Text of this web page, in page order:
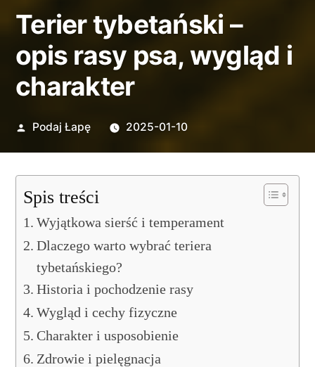
Terier tybetański –
opis rasy psa, wygląd i
charakter
Opublikowane
Podaj Łapę 2025-01-10
Spis treści
Wyjątkowa sierść i temperament
Dlaczego warto wybrać teriera
tybetańskiego?
Historia i pochodzenie rasy
Wygląd i cechy fizyczne
Charakter i usposobienie
Zdrowie i pielęgnacja